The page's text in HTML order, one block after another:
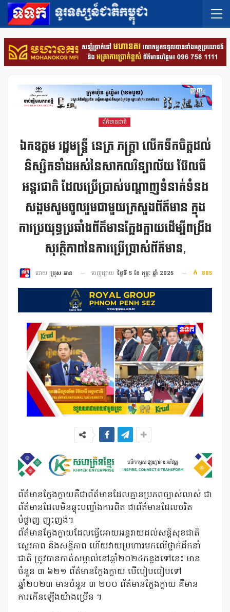
ព័ត៌មានជាតិ
ឯកឧត្តម រដ្ឋមន្ត្រី នេត្រ ភក្ត្រា លើកទឹកចិត្តដល់
និស្សិតទាំងអស់នៃសាកលវិទ្យាល័យ ប៊ែលធី
អន្តរជាតិ ដែលប្រើប្រាស់បណ្តាញទំនាក់ទំនង
សង្គមសូមចូលរួមជាមួយក្រសួងព័ត៌មាន ក្នុង
ការប្រយុទ្ធប្រឆាំងព័ត៌មានក្លែងក្លាយដើម្បីពង្រឹង
សុវត្ថិភាពនៃការប្រើប្រាស់ព័ត៌មាន,
ដោយ ប្រុស អាន ចេញផ្សាយ ថ្ងៃទី 5 ខែ កុម្ភៈ ឆ្នាំ 2025 885
ព័ត៌មានក្លែងក្លាយគឺជាព័ត៌មានដែលគ្មានប្រភពច្បាស់លាស់ ជា
ព័ត៌មានដែលមិនឆ្លុះបញ្ចាំងការពិត ជាព័ត៌មានដែលចរិត
បំផ្លាញ ញុះញង់។
ព័ត៌មានក្លែងក្លាយដែលធ្វើអោយអន្តរាយដល់សន្តិសុខជាតិ
ស្ថេរភាព និងសន្តិភាព ហើយវាយប្រហារមកលើថ្នាក់ដឹកនាំ
ជាតិ ត្រូវបានកាត់សម្គាល់នៅឆ្នាំ២០២៤កន្លងទៅនេះ មាន
ចំនួន ៣ ៦២១ ព័ត៌មានក្លែងក្លាយ បើបៀបធៀបទៅ
ឆ្នាំ២០២៣ មានចំនួន ៣ ២០០ ព័ត៌មានក្លែងក្លាយ គឺមាន
ការកើនឡើងយ៉ាងច្រើន ។